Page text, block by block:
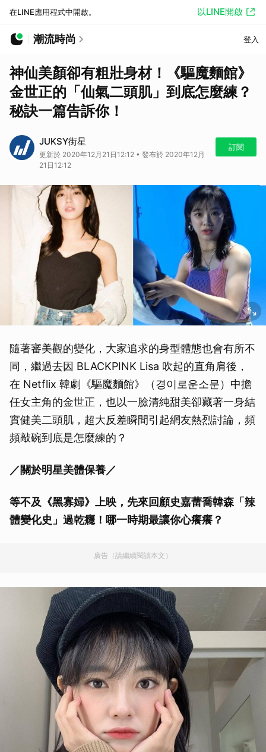
在LINE應用程式中開啟。 以LINE開啟
潮流時尚 登入
神仙美顏卻有粗壯身材！《驅魔麵館》
金世正的「仙氣二頭肌」到底怎麼練？
秘訣一篇告訴你！
JUKSY街星
更新於 2020年12月21日12:12 • 發布於 2020年12月
21日12:12
訂閱
隨著審美觀的變化，大家追求的身型體態也會有所不
同，繼過去因 BLACKPINK Lisa 吹起的直角肩後，
在 Netflix 韓劇《驅魔麵館》（경이로운소문）中擔
任女主角的金世正，也以一臉清純甜美卻藏著一身結
實健美二頭肌，超大反差瞬間引起網友熱烈討論，頻
頻敲碗到底是怎麼練的？
／關於明星美體保養／
等不及《黑寡婦》上映，先來回顧史嘉蕾喬韓森「辣
體變化史」過乾癮！哪一時期最讓你心癢癢？
廣告（請繼續閱讀本文）